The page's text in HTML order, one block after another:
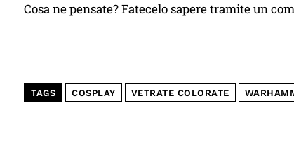
Cosa ne pensate? Fatecelo sapere tramite un
TAGS COSPLAY VETRATE COLORATE